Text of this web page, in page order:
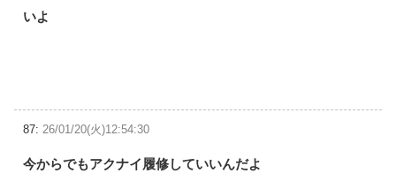
いよ
87: 26/01/20(火)12:54:30
今からでもアクナイ履修していいんだよ